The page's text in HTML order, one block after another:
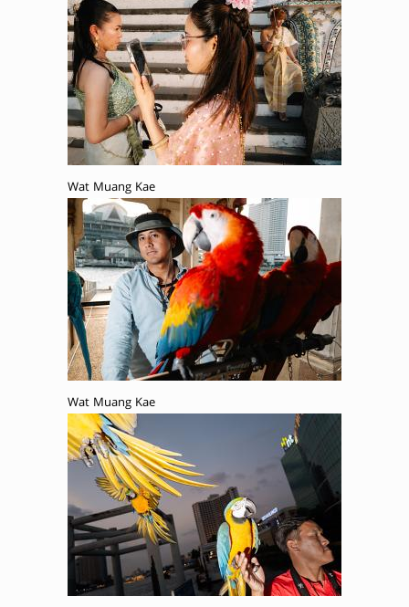
Wat Muang Kae
Wat Muang Kae